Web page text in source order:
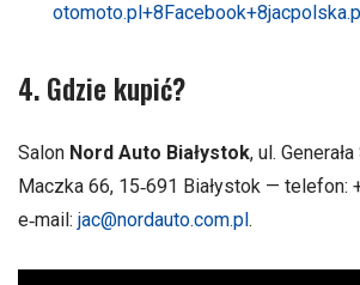
otomoto.pl+8Facebook+8
4. Gdzie kupić?
Salon Nord Auto Białystok, ul.
Maczka 66, 15‑691 Białystok — telefon:
e‑mail: jac@nordauto.com.pl .